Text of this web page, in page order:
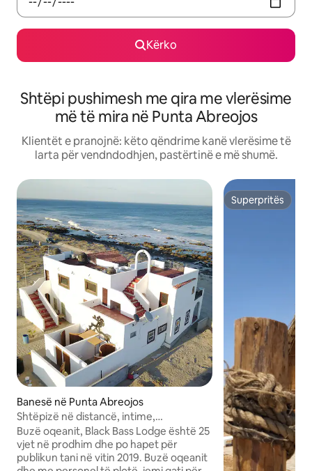
Kërko
Shtëpi pushimesh me qira me vlerësime
më të mira në Punta Abreojos
Klientët e pranojnë: këto qëndrime kanë vlerësime të
larta për vendndodhjen, pastërtinë e më shumë.
Banesë në Punta Abreojos
Shtëpizë në distancë, intime,
aventuriere, kuzhinier i përfshirë
Buzë oqeanit, Black Bass Lodge është 25
vjet në prodhim dhe po hapet për
publikun tani në vitin 2019. Buzë oqeanit
Superpritës
Superpritës